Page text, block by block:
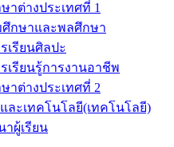
าต่างประเทศที่ 1
กษาและพลศึกษา
เรียนศิลปะ
เรียนรู้การงานอาชีพ
าต่างประเทศที่ 2
ละเทคโนโลยี(เทคโนโลยี)
ผู้เรียน